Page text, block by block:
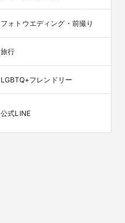
フォトウエディング・前撮り
旅行
LGBTQ+フレンドリー
公式LINE